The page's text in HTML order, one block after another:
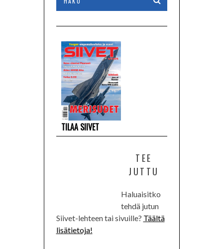
TILAA SIIVET
TEE
JUTTU
Haluaisitko
tehdä jutun
Siivet-lehteen tai sivuille? Täältä
lisätietoja!